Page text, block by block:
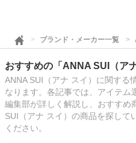
ブランド・メーカー一覧
おすすめの「ANNA SUI（ア
ANNA SUI（アナ スイ）に関する
なります。各記事では、アイテム
編集部が詳しく解説し、おすすめ
SUI（アナ スイ）の商品を探して
ください。